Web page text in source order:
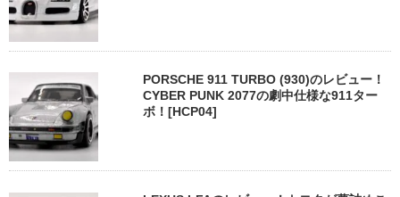
PORSCHE 911 TURBO (930)のレビュー！
CYBER PUNK 2077の劇中仕様な911ター
ボ！[HCP04]